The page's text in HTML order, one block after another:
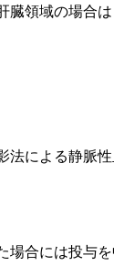
領域の場合
による静
合には投与